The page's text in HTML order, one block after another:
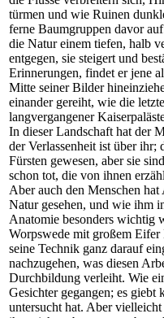
türmen und wie Ruinen
ferne Baumgruppen davor
die Natur einem tiefen, halb
entgegen, sie steigert und
Erinnerungen, findet er jene
Mitte seiner Bilder
einander gereiht, wie die
langvergangener
In dieser Landschaft hat der
der Verlassenheit ist über ihr;
Fürsten gewesen, aber sie
schon tot, die von ihnen
Aber auch den Menschen
Natur gesehen, und wie ihm
Anatomie besonders wichtig
Worpswede mit großem
seine Technik ganz darauf
nachzugehen, was diesen
Durchbildung verleiht. Wie
Gesichter gegangen; es
untersucht hat. Aber